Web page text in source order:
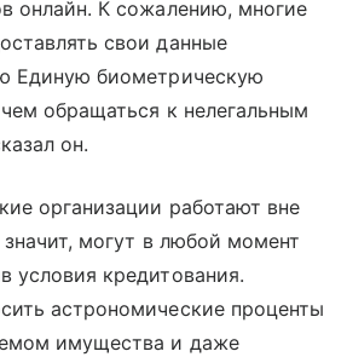
онлайн. К сожалению, многие
свои данные
Единую биометрическую
обращаться к нелегальным
он.
организации работают вне
могут в любой момент
условия кредитования.
астрономические проценты
имущества и даже